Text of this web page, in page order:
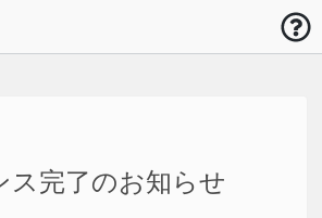
ス完了のお知らせ